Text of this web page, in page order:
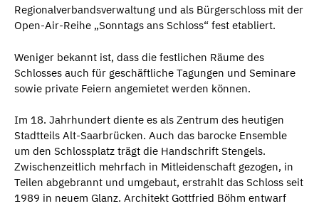
Regionalverbandsverwaltung und als Bürgerschloss mit der
Open-Air-Reihe „Sonntags ans Schloss“ fest etabliert.
Weniger bekannt ist, dass die festlichen Räume des
Schlosses auch für geschäftliche Tagungen und Seminare
sowie private Feiern angemietet werden können.
Im 18. Jahrhundert diente es als Zentrum des heutigen
Stadtteils Alt-Saarbrücken. Auch das barocke Ensemble
um den Schlossplatz trägt die Handschrift Stengels.
Zwischenzeitlich mehrfach in Mitleidenschaft gezogen, in
Teilen abgebrannt und umgebaut, erstrahlt das Schloss seit
1989 in neuem Glanz. Architekt Gottfried Böhm entwarf